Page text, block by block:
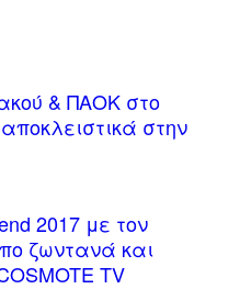
& ΠΑΟΚ στο
στην
2017 με τον
ζωντανά και
TV